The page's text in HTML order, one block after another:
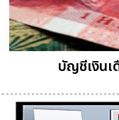
บัญชีเงินเ